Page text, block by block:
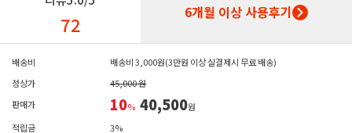
72 6개월 이상 사용후기
배송비
배송비 3,000원(3만원 이상 실결제시 무료 배송)
정상가
45,000 원
판매가
10% 40,500원
적립금
3%